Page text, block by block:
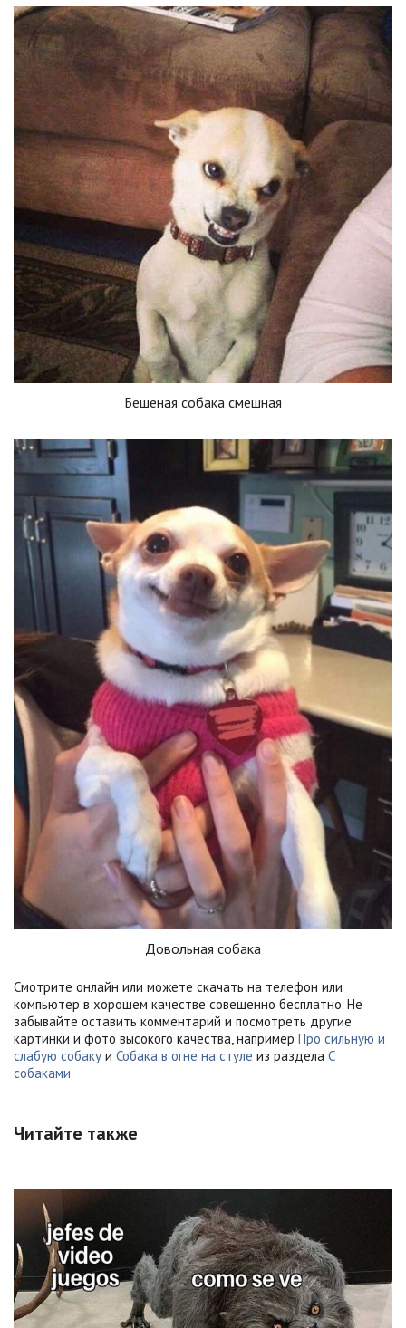
Бешеная собака смешная
Довольная собака
Смотрите онлайн или можете скачать на телефон или
компьютер в хорошем качестве совешенно бесплатно. Не
забывайте оставить комментарий и посмотреть другие
картинки и фото высокого качества, например Про сильную и
слабую собаку и Собака в огне на стуле из раздела С
собаками
Читайте также